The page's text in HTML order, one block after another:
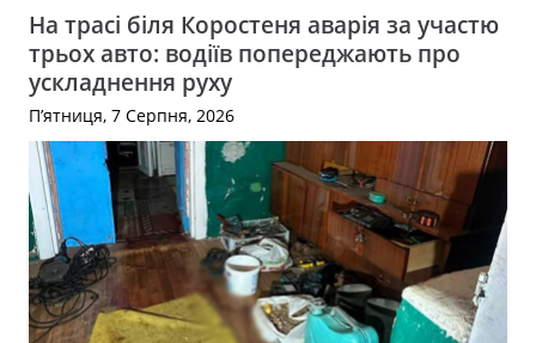
На трасі біля Коростеня аварія за участю
трьох авто: водіїв попереджають про
ускладнення руху
П’ятниця, 7 Серпня, 2026